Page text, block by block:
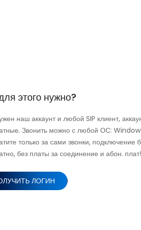
этого нужно?
наш аккаунт и любой SIP клиент,
Звонить можно с любой ОС:
только за сами звонки, подключение
без платы за соединение и абон. плат!
ЛОГИН